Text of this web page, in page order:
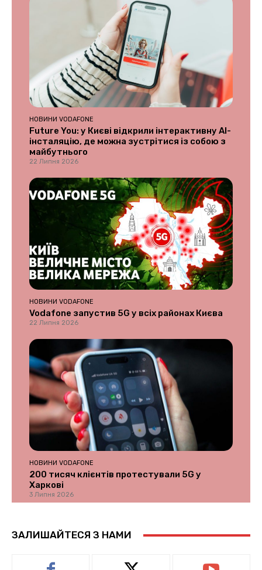
НОВИНИ VODAFONE
Future You: у Києві відкрили інтерактивну AI-
інсталяцію, де можна зустрітися із собою з
майбутнього
22 Липня 2026
НОВИНИ VODAFONE
Vodafone запустив 5G у всіх районах Києва
22 Липня 2026
НОВИНИ VODAFONE
200 тисяч клієнтів протестували 5G у
Харкові
3 Липня 2026
ЗАЛИШАЙТЕСЯ З НАМИ